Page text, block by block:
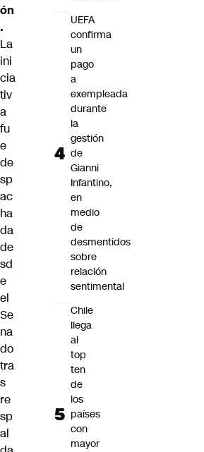
ón
.
La
ini
cia
tiv
a
fu
e
de
sp
ac
ha
da
de
sd
e
el
Se
na
do
tra
s
re
sp
al
UEFA
confirma
un
pago
a
exempleada
durante
la
gestión
de
Gianni
Infantino,
en
medio
de
desmentidos
sobre
relación
sentimental
Chile
llega
al
top
ten
de
los
países
con
mayor